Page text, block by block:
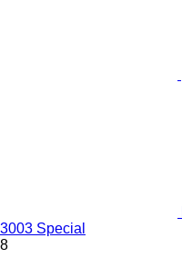
3003 Special
8